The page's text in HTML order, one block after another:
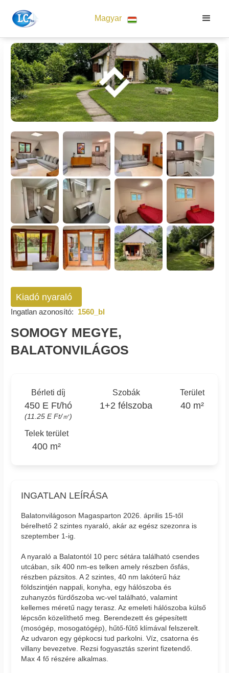
Magyar
Kiadó nyaraló
Ingatlan azonosító: 1560_bl
SOMOGY MEGYE,
BALATONVILÁGOS
Bérleti díj
450 E Ft/hó
(11.25 E Ft/㎡)
Szobák
1+2 félszoba
Terület
40 m²
Telek terület
400 m²
INGATLAN LEÍRÁSA
Balatonvilágoson Magasparton 2026. április 15-től
bérelhető 2 szintes nyaraló, akár az egész szezonra is
szeptember 1-ig.
A nyaraló a Balatontól 10 perc sétára található csendes
utcában, sík 400 nm-es telken amely részben ősfás,
részben pázsitos. A 2 szintes, 40 nm lakóterű ház
földszintjén nappali, konyha, egy hálószoba és
zuhanyzós fürdőszoba wc-vel található, valamint
kellemes méretű nagy terasz. Az emeleti hálószoba külső
lépcsőn közelíthető meg. Berendezett és gépesített
(mosógép, mosogatógép), hűtő-fűtő klímával felszerelt.
Az udvaron egy gépkocsi tud parkolni. Víz, csatorna és
villany bevezetve. Rezsi fogyasztás szerint fizetendő.
Max 4 fő részére alkalmas.